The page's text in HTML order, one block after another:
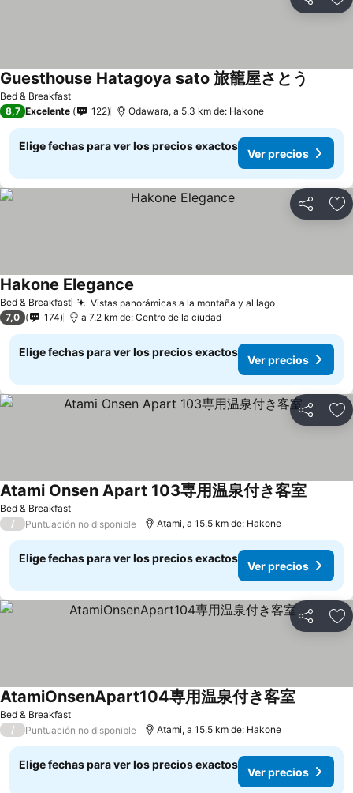
Compartir
Bed & Breakfast
Guesthouse Hatagoya sato 旅籠屋さとう
8,7 Excelente 122 Odawara, a 5.3 km de: Hakone
Elige fechas para ver los precios exactos
Ver precios
Compartir
Bed & Breakfast Vistas panorámicas a la montaña y al lago
Hakone Elegance
7,0 174 a 7.2 km de: Centro de la ciudad
Elige fechas para ver los precios exactos
Ver precios
Compartir
Bed & Breakfast
Atami Onsen Apart 103専用温泉付き客室
/ Puntuación no disponible Atami, a 15.5 km de: Hakone
Elige fechas para ver los precios exactos
Ver precios
Compartir
Bed & Breakfast
AtamiOnsenApart104専用温泉付き客室
/ Puntuación no disponible Atami, a 15.5 km de: Hakone
Elige fechas para ver los precios exactos
Ver precios